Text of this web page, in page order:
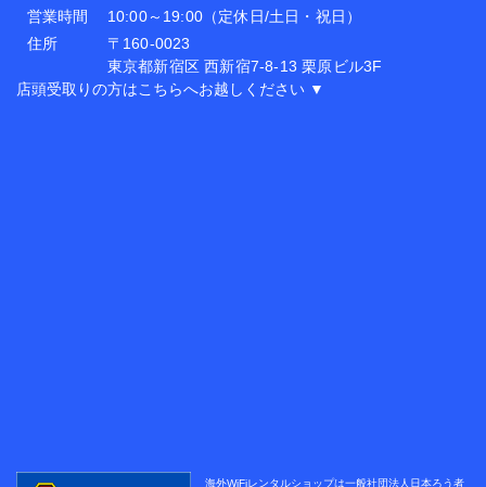
営業時間
10:00～19:00（定休日/土日・祝日）
住所
〒160-0023
東京都新宿区 西新宿7-8-13 栗原ビル3F
店頭受取りの方はこちらへお越しください ▼
海外WiFiレンタルショップは一般社団法人日本ろう者